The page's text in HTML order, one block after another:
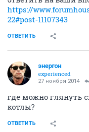
https://
22#post-11107343
ОТВЕТИТЬ
энергон
experienced
27 ноября 2014
где можно глянуть
котлы?
ОТВЕТИТЬ